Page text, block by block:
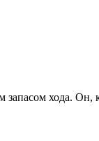
хода. Он,